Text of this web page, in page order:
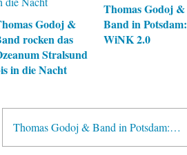
Godoj &
rocken das
Stralsund
in die Nacht
Thomas Godoj &
Band in Potsdam:
WiNK 2.0
Thomas Godoj & Band in Potsdam: WiNK 2.0